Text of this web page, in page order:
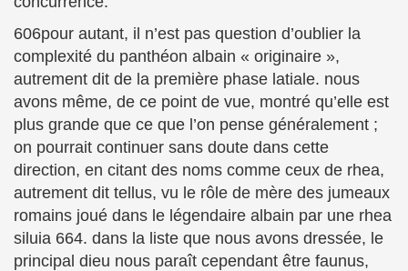
606pour autant, il n’est pas question d’oublier la
complexité du panthéon albain « originaire »,
autrement dit de la première phase latiale. nous
avons même, de ce point de vue, montré qu’elle est
plus grande que ce que l’on pense généralement ;
on pourrait continuer sans doute dans cette
direction, en citant des noms comme ceux de rhea,
autrement dit tellus, vu le rôle de mère des jumeaux
romains joué dans le légendaire albain par une rhea
siluia 664. dans la liste que nous avons dressée, le
principal dieu nous paraît cependant être faunus,